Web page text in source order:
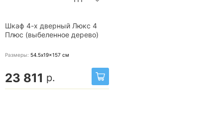
Шкаф 4-х дверный Люкс 4
Плюс (выбеленное дерево)
Размеры: 54.5x19x157 см
23 811 р.